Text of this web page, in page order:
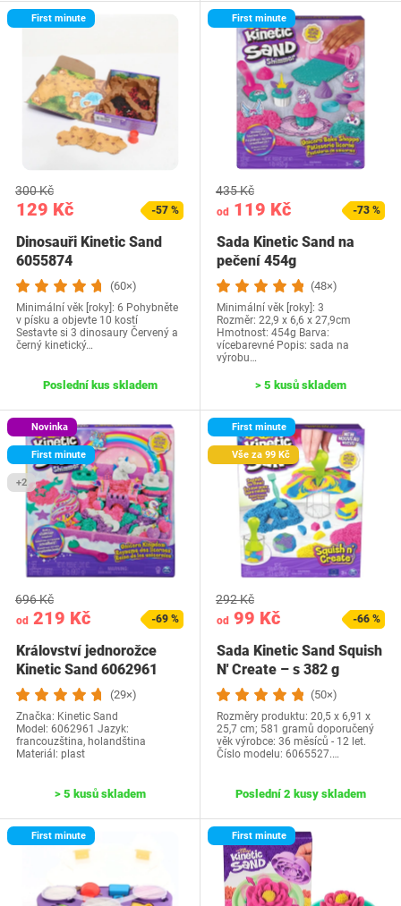
First minute
129 Kč
300 Kč
-57 %
Dinosauři Kinetic Sand
6055874
(60×)
Minimální věk [roky]: 6 Pohybněte
v písku a objevte 10 kostí
Sestavte si 3 dinosaury Červený a
černý kinetický…
Poslední kus skladem
First minute
od 119 Kč
435 Kč
-73 %
Sada Kinetic Sand na
pečení 454g
(48×)
Minimální věk [roky]: 3
Rozměr: 22,9 x 6,6 x 27,9cm
Hmotnost: 454g Barva:
vícebarevné Popis: sada na
výrobu…
> 5 kusů skladem
Novinka
First minute
+2
od 219 Kč
696 Kč
-69 %
Království jednorožce
Kinetic Sand 6062961
(29×)
Značka: Kinetic Sand
Model: 6062961 Jazyk:
‎francouzština, holandština
Materiál: plast
> 5 kusů skladem
First minute
Vše za 99 Kč
od 99 Kč
292 Kč
-66 %
Sada Kinetic Sand Squish
N' Create – s 382 g
originálního… (50×)
Rozměry produktu: 20,5 x 6,91 x
25,7 cm; 581 gramů doporučený
věk výrobce: 36 měsíců - 12 let.
Číslo modelu: 6065527.…
Poslední 2 kusy skladem
First minute First minute